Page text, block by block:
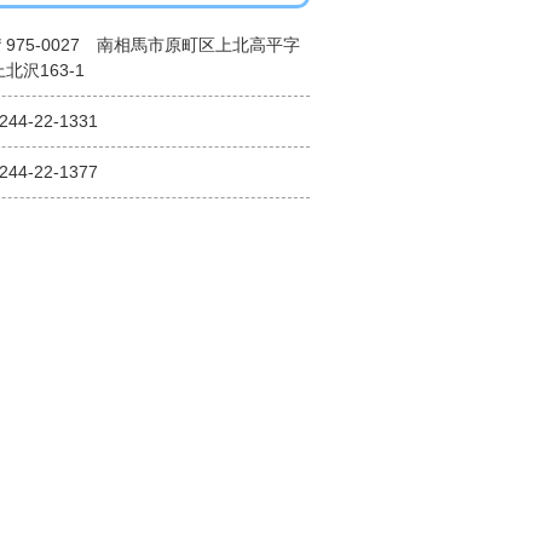
975-0027 南相馬市原町区上北高平字
北沢163-1
22-1331
22-1377